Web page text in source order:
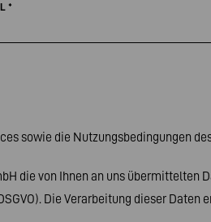
*
sowie die Nutzungsbedingungen
die von Ihnen an uns
Die Verarbeitung dieser